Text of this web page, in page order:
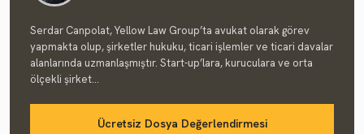
Serdar Canpolat, Yellow Law Group’ta avukat olarak görev
yapmakta olup, şirketler hukuku, ticari işlemler ve ticari davalar
alanlarında uzmanlaşmıştır. Start-up’lara, kuruculara ve orta
ölçekli şirket...
Ücretsiz Dosya Değerlendirmesi